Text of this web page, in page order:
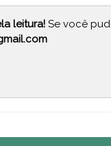
leitura! Se você